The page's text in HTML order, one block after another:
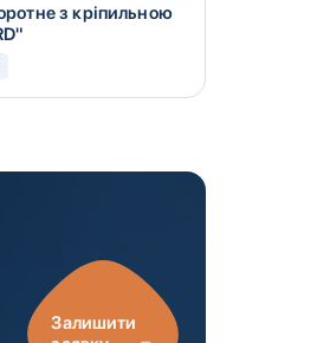
з кріпильною
Залишити